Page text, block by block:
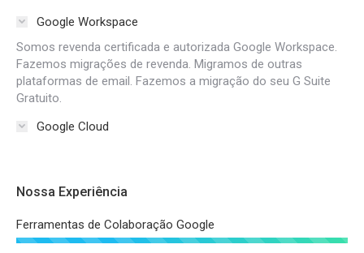
Google Workspace
Somos revenda certificada e autorizada Google Workspace.
Fazemos migrações de revenda. Migramos de outras
plataformas de email. Fazemos a migração do seu G Suite
Gratuito.
Google Cloud
Nossa Experiência
Ferramentas de Colaboração Google